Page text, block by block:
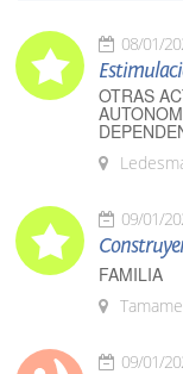
08/01/
OTRAS
09/01/
FAMILIA
09/01/